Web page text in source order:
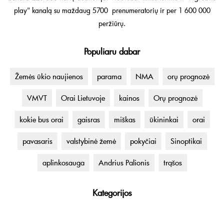
play" kanalą su maždaug 5700 prenumeratorių ir per 1 600 000
peržiūrų.
Populiaru dabar
Žemės ūkio naujienos parama NMA orų prognozė
VMVT Orai Lietuvoje kainos Orų prognozė
kokie bus orai gaisras miškas ūkininkai orai
pavasaris valstybinė žemė pokyčiai Sinoptikai
aplinkosauga Andrius Palionis trąšos
Kategorijos